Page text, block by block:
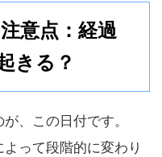
意点：経過
きる？
、この日付です。
って段階的に変わり